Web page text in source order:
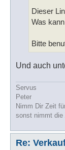
Dieser
Was
Bitte
Und auch
Servus
Peter
Nimm Dir Zeit
sonst nimmt die
Re: